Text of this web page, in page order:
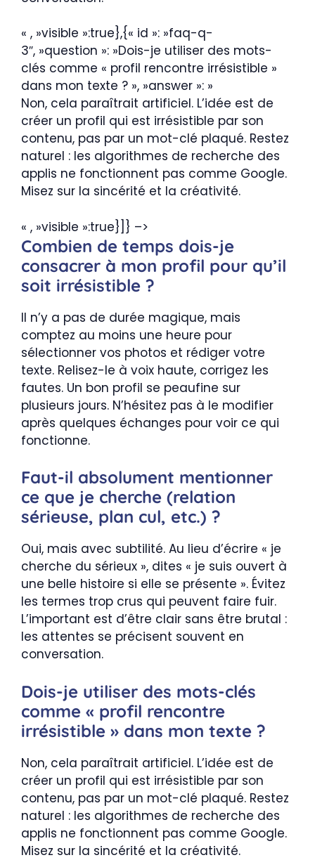
« , »visible »:true},{« id »: »faq-q-
3″, »question »: »Dois-je utiliser des mots-
clés comme « profil rencontre irrésistible »
dans mon texte ? », »answer »: »
Non, cela paraîtrait artificiel. L’idée est de
créer un profil qui est irrésistible par son
contenu, pas par un mot-clé plaqué. Restez
naturel : les algorithmes de recherche des
applis ne fonctionnent pas comme Google.
Misez sur la sincérité et la créativité.
« , »visible »:true}]} –>
Combien de temps dois-je
consacrer à mon profil pour qu’il
soit irrésistible ?
Il n’y a pas de durée magique, mais
comptez au moins une heure pour
sélectionner vos photos et rédiger votre
texte. Relisez-le à voix haute, corrigez les
fautes. Un bon profil se peaufine sur
plusieurs jours. N’hésitez pas à le modifier
après quelques échanges pour voir ce qui
fonctionne.
Faut-il absolument mentionner
ce que je cherche (relation
sérieuse, plan cul, etc.) ?
Oui, mais avec subtilité. Au lieu d’écrire « je
cherche du sérieux », dites « je suis ouvert à
une belle histoire si elle se présente ». Évitez
les termes trop crus qui peuvent faire fuir.
L’important est d’être clair sans être brutal :
les attentes se précisent souvent en
conversation.
Dois-je utiliser des mots-clés
comme « profil rencontre
irrésistible » dans mon texte ?
Non, cela paraîtrait artificiel. L’idée est de
créer un profil qui est irrésistible par son
contenu, pas par un mot-clé plaqué. Restez
naturel : les algorithmes de recherche des
applis ne fonctionnent pas comme Google.
Misez sur la sincérité et la créativité.